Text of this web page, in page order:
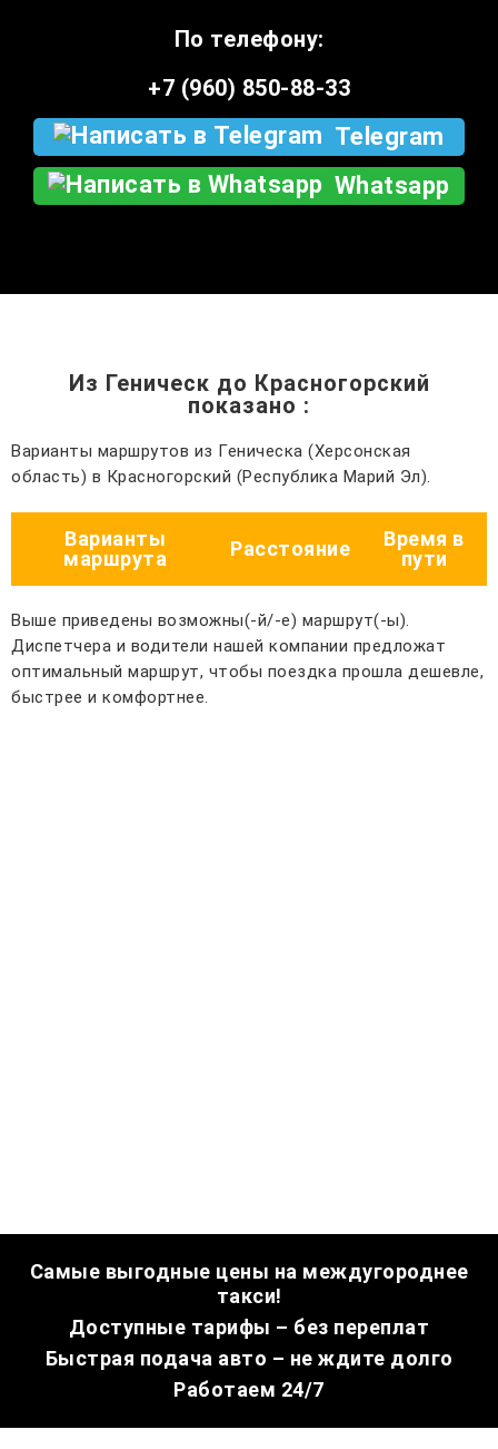
По телефону:
+7 (960) 850-88-33
Telegram
Whatsapp
Из Геническ до Красногорский
показано :
Варианты маршрутов из Геническа (Херсонская
область) в Красногорский (Республика Марий Эл).
Варианты
маршрута
Расстояние
Время в
пути
Выше приведены возможны(-й/-е) маршрут(-ы).
Диспетчера и водители нашей компании предложат
оптимальный маршрут, чтобы поездка прошла дешевле,
быстрее и комфортнее.
Самые выгодные цены на междугороднее
такси!
Доступные тарифы – без переплат
Быстрая подача авто – не ждите долго
Работаем 24/7